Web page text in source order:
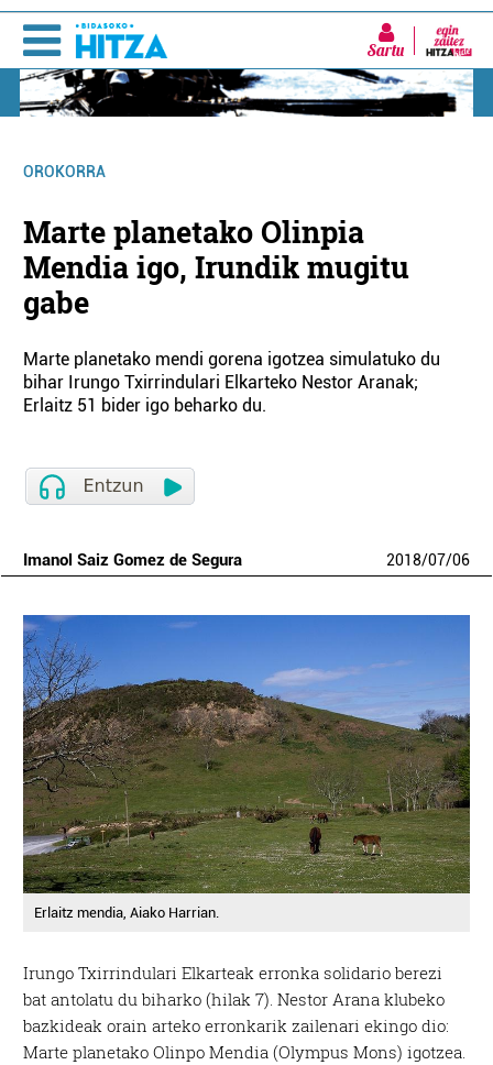
Sartu
OROKORRA
Marte planetako Olinpia
Mendia igo, Irundik mugitu
gabe
Marte planetako mendi gorena igotzea simulatuko du
bihar Irungo Txirrindulari Elkarteko Nestor Aranak;
Erlaitz 51 bider igo beharko du.
Imanol Saiz Gomez de Segura 2018/07/06
Erlaitz mendia, Aiako Harrian.
Irungo Txirrindulari Elkarteak erronka solidario berezi
bat antolatu du biharko (hilak 7). Nestor Arana klubeko
bazkideak orain arteko erronkarik zailenari ekingo dio:
Marte planetako Olinpo Mendia (Olympus Mons) igotzea.